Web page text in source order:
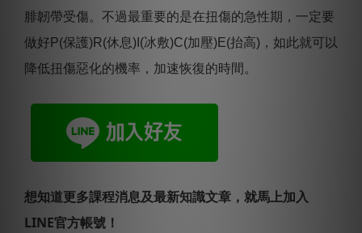
腓韌帶受傷。不過最重要的是在扭傷的急性期，一定要
做好P(保護)R(休息)I(冰敷)C(加壓)E(抬高)，如此就可以
降低扭傷惡化的機率，加速恢復的時間。
想知道更多課程消息及最新知識文章，就馬上加入
LINE官方帳號！